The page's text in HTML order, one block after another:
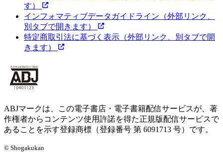
す）
インフォマティブデータガイドライン （外部リンク、
別タブで開きます）
特定商取引法に基づく表示 （外部リンク、別タブで開
きます）
ABJマークは、この電子書店・電子書籍配信サービスが、著
作権者からコンテンツ使用許諾を得た正規版配信サービスで
あることを示す登録商標（登録番号 第 6091713 号）です。
© Shogakukan